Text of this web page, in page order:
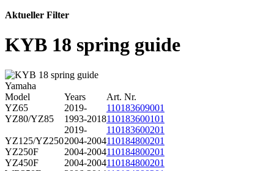
Aktueller Filter
KYB 18 spring guide
Yamaha
Model
Years
Art. Nr.
YZ65
2019-
110183609001
YZ80/YZ85
1993-2018110183600101
2019-
110183600201
YZ125/YZ2502004-2004110184800201
YZ250F
2004-2004110184800201
YZ450F
2004-2004110184800201